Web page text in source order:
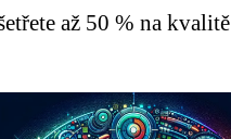
až 50 % na kvalitě